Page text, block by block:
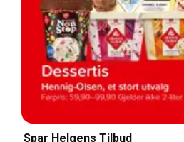
Spar Helgens Tilbud